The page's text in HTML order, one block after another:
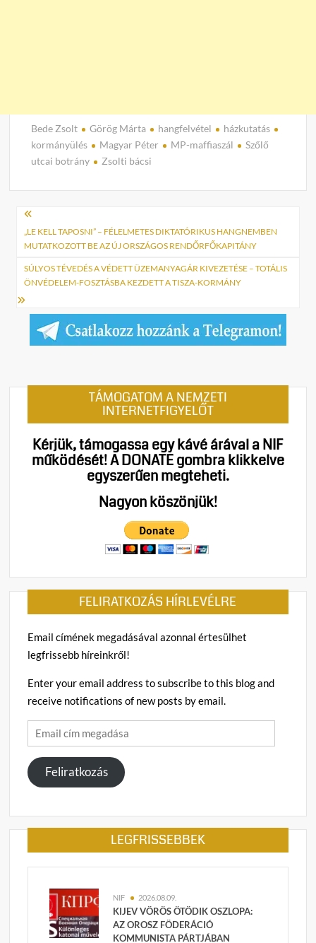
Bede Zsolt Görög Márta hangfelvétel
házkutatás
kormányülés
Magyar Péter MP-maffiaszál
Szőlő
utcai botrány
Zsolti bácsi
Bejegyzés
navigáció
„LE KELL TAPOSNI” – FÉLELMETES DIKTATÓRIKUS HANGNEMBEN
MUTATKOZOTT BE AZ ÚJ ORSZÁGOS RENDŐRFŐKAPITÁNY
SÚLYOS TÉVEDÉS A VÉDETT ÜZEMANYAGÁR KIVEZETÉSE – TOTÁLIS
ÖNVÉDELEM-FOSZTÁSBA KEZDETT A TISZA-KORMÁNY
TÁMOGATOM A NEMZETI
INTERNETFIGYELŐT
Kérjük, támogassa egy kávé árával a NIF
működését!A DONATE gombra klikkelve
egyszerűen megteheti.
Nagyon köszönjük!
FELIRATKOZÁS HÍRLEVÉLRE
Email címének megadásával azonnal értesülhet
legfrissebb híreinkről!
Enter your email address to subscribe to this blog and
receive notifications of new posts by email.
Email
cím
megadása
Feliratkozás
LEGFRISSEBBEK
NIF 2026.08.09.
KIJEV VÖRÖS ÖTÖDIK OSZLOPA:
AZ OROSZ FÖDERÁCIÓ
KOMMUNISTA PÁRTJÁBAN